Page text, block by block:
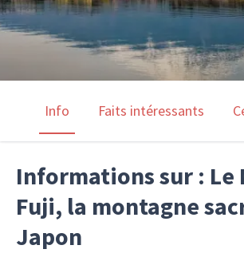
Info Faits intéressants
Informations sur : Le
Fuji, la montagne
Japon